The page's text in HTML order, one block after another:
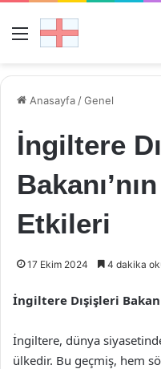
Menü
Anasayfa /Genel
İngiltere
Etkileri
17 Ekim 2024 4 dakika
İngiltere Dışişleri
İngiltere, dünya
ülkedir. Bu geçmiş, hem